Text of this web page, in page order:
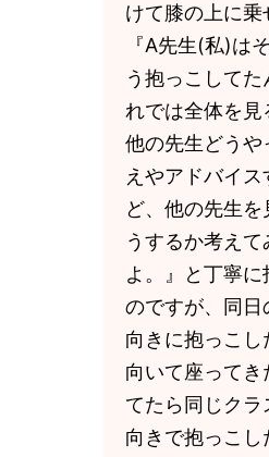
けて膝の上に
『A先生(私)は
う抱っこして
れでは全体を見
他の先生どう
えやアドバイ
ど、他の先生
うするか考え
よ。』と丁寧
のですが、同
向きに抱っこ
向いて座ってき
てたら同じク
向きで抱っこ